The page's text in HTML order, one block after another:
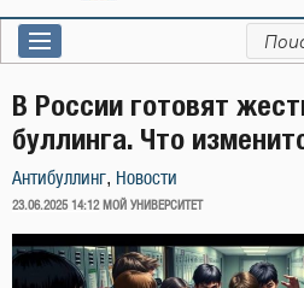
В России готовят
буллинга. Что
Антибуллинг, Новости
ОПУБЛИКОВАНО
23.06.2025 14:12 МОЙ УНИВЕРСИТЕТ